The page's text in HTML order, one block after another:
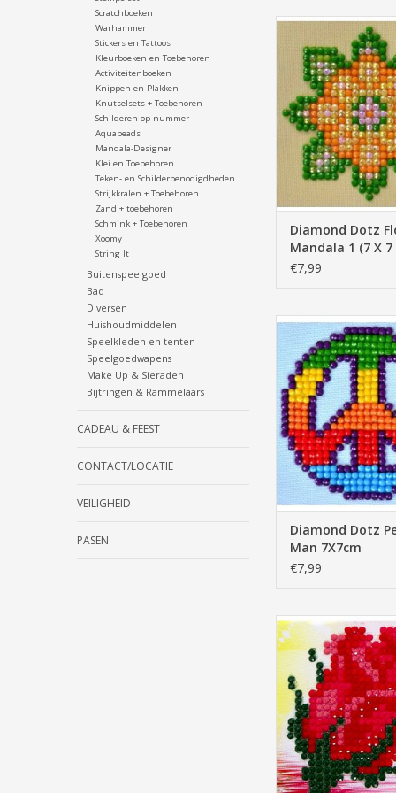
Scratchboeken
Warhammer
Stickers en Tattoos
Kleurboeken en Toebehoren
Activiteitenboeken
Knippen en Plakken
Knutselsets + Toebehoren
Schilderen op nummer
Aquabeads
Mandala-Designer
Klei en Toebehoren
Teken- en Schilderbenodigdheden
Strijkkralen + Toebehoren
Zand + toebehoren
Schmink + Toebehoren
Xoomy
String It
Buitenspeelgoed
Bad
Diversen
Huishoudmiddelen
Speelkleden en tenten
Speelgoedwapens
Make Up & Sieraden
Bijtringen & Rammelaars
CADEAU & FEEST
CONTACT/LOCATIE
VEILIGHEID
PASEN
Diamond Dotz
(7 X 7 cm)
TOEVOEGEN AAN
Diamond Dotz
Mandala 1 (7 X 7
€7,99
Diamond Dotz Peace
TOEVOEGEN AAN
Diamond Dotz
Man 7X7cm
€7,99
Diamond Dotz Bliss